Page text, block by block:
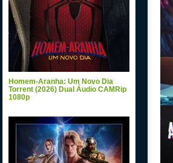
Homem-Aranha: Um Novo Dia
Torrent (2026) Dual Áudio CAMRip
1080p